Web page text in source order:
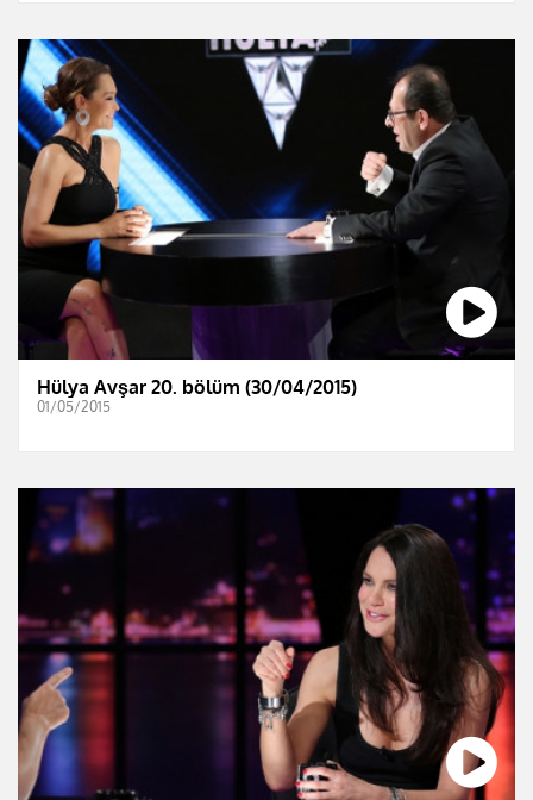
Hülya Avşar 20. bölüm (30/04/2015)
01/05/2015